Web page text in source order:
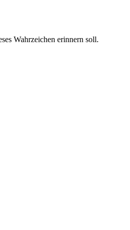
Wahrzeichen erinnern soll.